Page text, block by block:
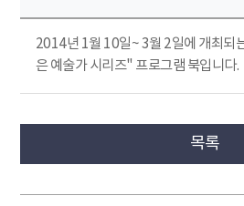
2014년 1월 10일~ 3월 2일에 개최되
은 예술가 시리즈" 프로그램 북입니다.
목록